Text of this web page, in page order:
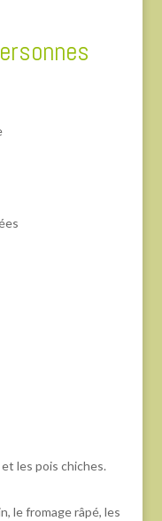
les pois chiches.
le fromage râpé, les